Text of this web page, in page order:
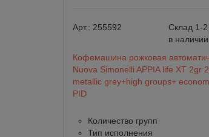
Арт.: 255592
Склад 1-
в наличии
Кофемашина рожковая
Nuova Simonelli APPIA life XT 2gr
metallic grey+high groups+
PID
Количество групп
Тип исполнения